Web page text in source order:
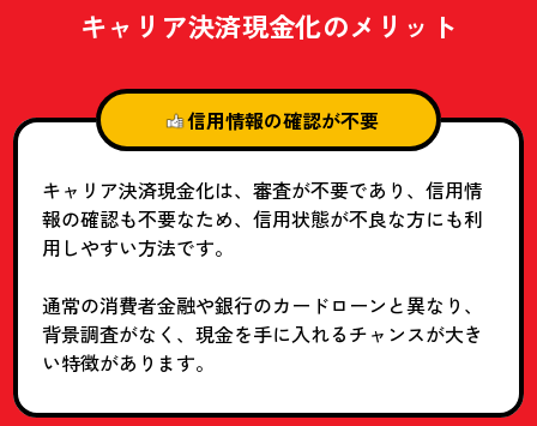
キャリア決済現金化のメリット
信用情報の確認が不要
キャリア決済現金化は、審査が不要であり、信用情
報の確認も不要なため、信用状態が不良な方にも利
用しやすい方法です。
通常の消費者金融や銀行のカードローンと異なり、
背景調査がなく、現金を手に入れるチャンスが大き
い特徴があります。